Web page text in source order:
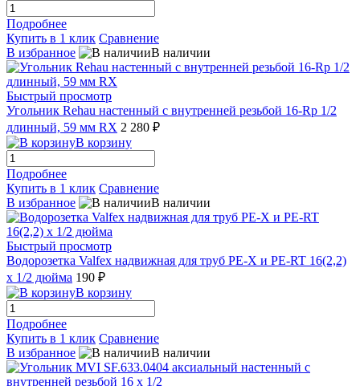
Подробнее
Купить в 1 клик Сравнение
В избранное
В наличии
Быстрый просмотр
Угольник Rehau настенный с внутренней резьбой 16-Rp 1/2
длинный, 59 мм RX 2 280 ₽
В корзину
Подробнее
Купить в 1 клик Сравнение
В избранное
В наличии
Быстрый просмотр
Водорозетка Valfex надвижная для труб РЕ-Х и PE-RT 16(2,2)
х 1/2 дюйма 190 ₽
В корзину
Подробнее
Купить в 1 клик Сравнение
В избранное
В наличии